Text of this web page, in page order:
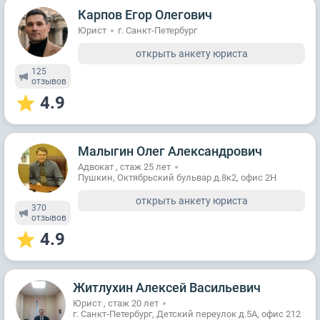
125
отзывов
4.9
Карпов Егор Олегович
Юрист г. Санкт-Петербург
открыть анкету юриста
370
отзывов
4.9
Малыгин Олег Александрович
Адвокат , стаж 25 лет
Пушкин, Октябрьский бульвар д.8к2, офис 2Н
открыть анкету юриста
Житлухин Алексей Васильевич
Юрист , стаж 20 лет
г. Санкт-Петербург, Детский переулок д.5А, офис 212